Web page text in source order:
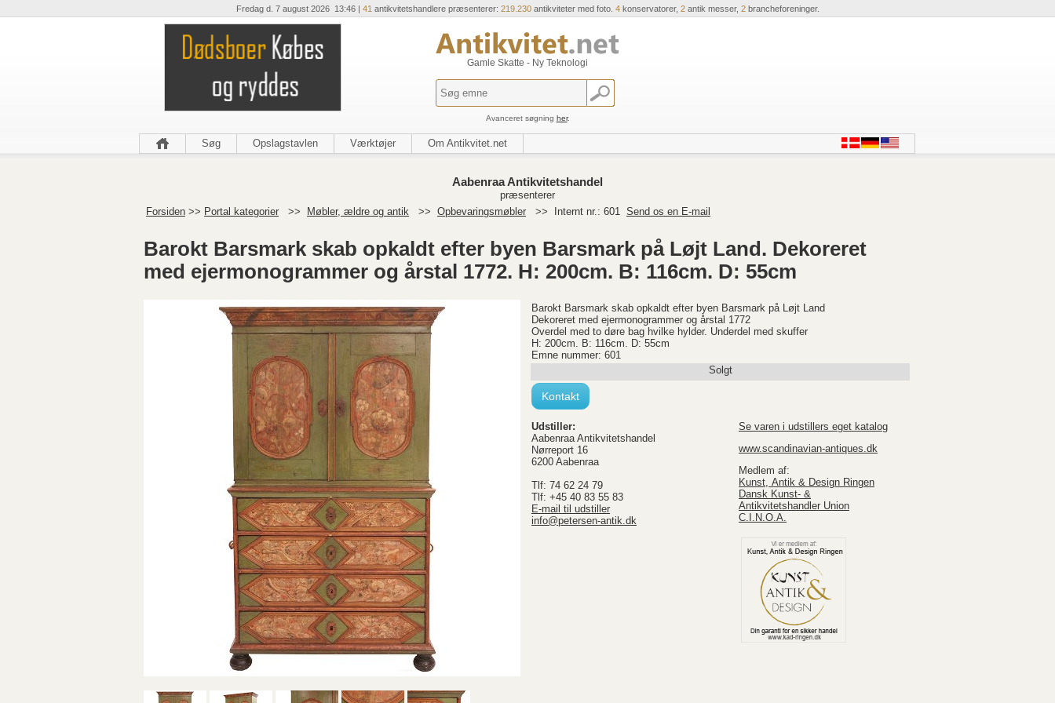
Fredag d. 7 august 2026 13:46 | 41 antikvitetshandlere præsenterer: 219.230antikviteter med foto. 4konservatorer, 2antik messer, 2brancheforeninger.
Gamle Skatte - Ny Teknologi
Avanceret søgning her.
Søg Opslagstavlen Værktøjer Om Antikvitet.net
Aabenraa Antikvitetshandel
præsenterer
Forsiden >> Portal kategorier >> Møbler, ældre og antik >> Opbevaringsmøbler >> Internt nr.: 601 Send os en E-mail
Barokt Barsmark skab opkaldt efter byen Barsmark på Løjt Land. Dekoreret
med ejermonogrammer og årstal 1772. H: 200cm. B: 116cm. D: 55cm
Barokt Barsmark skab opkaldt efter byen Barsmark på Løjt Land
Dekoreret med ejermonogrammer og årstal 1772
Overdel med to døre bag hvilke hylder. Underdel med skuffer
H: 200cm. B: 116cm. D: 55cm
Emne nummer: 601
Solgt
Kontakt
Udstiller:
Aabenraa Antikvitetshandel
Nørreport 16
6200 Aabenraa
Tlf: 74 62 24 79
Tlf: +45 40 83 55 83
E-mail til udstiller
info@petersen-antik.dk
Se varen i udstillers eget katalog
www.scandinavian-antiques.dk
Medlem af:
Kunst, Antik & Design Ringen
Dansk Kunst- &
Antikvitetshandler Union
C.I.N.O.A.